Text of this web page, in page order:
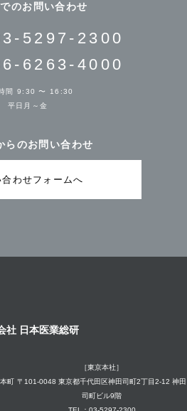
のお問い合わせ
5297-2300
6263-4000
間 9:30 〜 16:30
平日月～金
らのお問い合わせ
合わせフォームへ
社 日本医業総研
町
［東京本社］
〒101-0048 東京都千代田区神田司町2丁目2-12 神田
司町ビル9階